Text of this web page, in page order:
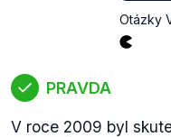
Otázky
PRAVDA
V roce 2009 byl